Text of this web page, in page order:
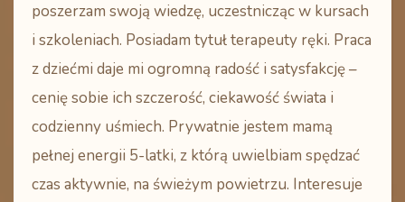
poszerzam swoją wiedzę, uczestnicząc w kursach
i szkoleniach. Posiadam tytuł terapeuty ręki. Praca
z dziećmi daje mi ogromną radość i satysfakcję –
cenię sobie ich szczerość, ciekawość świata i
codzienny uśmiech. Prywatnie jestem mamą
pełnej energii 5-latki, z którą uwielbiam spędzać
czas aktywnie, na świeżym powietrzu. Interesuje